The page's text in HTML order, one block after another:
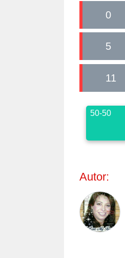
0
5
11
50-50
Autor: